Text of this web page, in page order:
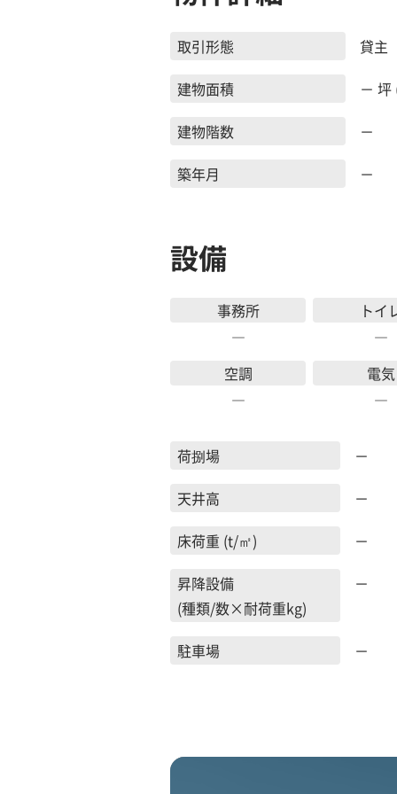
取引形態
貸主
建物面積
－ 坪
建物階数
－
築年月
－
設備
事務所
―
トイ
―
空調
―
電気
―
荷捌場
－
天井高
－
床荷重 (t/㎡)
－
昇降設備
(種類/数×耐荷重kg)
－
駐車場 －